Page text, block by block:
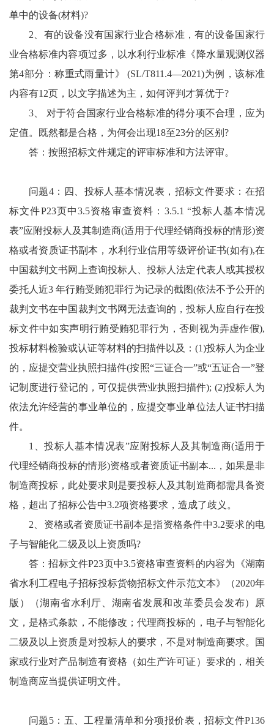
单中的设备(材料)?
2、有的设备没有国家行业合格标准，有的设备国家行
业合格标准内容项过多，以水利行业标准《降水量观测仪器
第4部分：称重式雨量计》 (SL/T811.4—2021)为例，该标准
内容有12页，以文字描述为主，如何评判才算优于?
3、 对于符合国家行业合格标准的得分项不合理，应为
定值。既然都是合格，为何会出现18至23分的区别?
答：按照招标文件规定的评审标准和方法评审。
问题4：四、投标人基本情况表，招标文件要求：在招
标文件P23页中3.5资格审查资料：3.5.1 “投标人基本情况
表”应附投标人及其制造商(适用于代理经销商投标的情形)资
格或者资质证书副本，水利行业信用等级评价证书(如有),在
中国裁判文书网上查询投标人、投标人法定代表人或其授权
委托人近3 年行贿受贿犯罪行为记录的截图(依法不予公开的
裁判文书在中国裁判文书网无法查询的，投标人应自行在投
标文件中如实声明行贿受贿犯罪行为，否则视为弄虚作假),
投标材料检验或认证等材料的扫描件以及：(1)投标人为企业
的，应提交营业执照扫描件(按照“三证合一”或“五证合一”登
记制度进行登记的，可仅提供营业执照扫描件); (2)投标人为
依法允许经营的事业单位的，应提交事业单位法人证书扫描
件。
1、投标人基本情况表”应附投标人及其制造商(适用于
代理经销商投标的情形)资格或者资质证书副本...，如果是非
制造商投标，此处要求则是要投标人及其制造商都需具备资
格，超出了招标公告中3.2项资格要求，造成了歧义。
2、资格或者资质证书副本是指资格条件中3.2要求的电
子与智能化二级及以上资质吗?
答：招标文件P23页中3.5资格审查资料的内容为《湖南
省水利工程电子招标投标货物招标文件示范文本》（2020年
版）（湖南省水利厅、湖南省发展和改革委员会发布）原
文，是格式条款，不能修改；代理商投标的，电子与智能化
二级及以上资质是对投标人的要求，不是对制造商要求。国
家或行业对产品制造有资格（如生产许可证）要求的，相关
制造商应当提供证明文件。
问题5：五、工程量清单和分项报价表，招标文件P136